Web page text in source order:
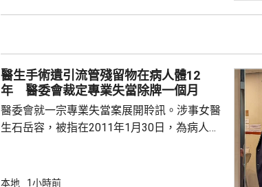
子的健康每況愈下。
醫生手術遺引流管殘留物在病人體12
年 醫委會裁定專業失當除牌一個月
醫委會就一宗專業失當案展開聆訊。涉事女醫
生石岳容，被指在2011年1月30日，為病人進
行乳房檢查時才發現，有三條引流管殘留物，
本地 1小時前